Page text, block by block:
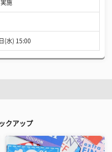
施
(水) 15:00
クアップ